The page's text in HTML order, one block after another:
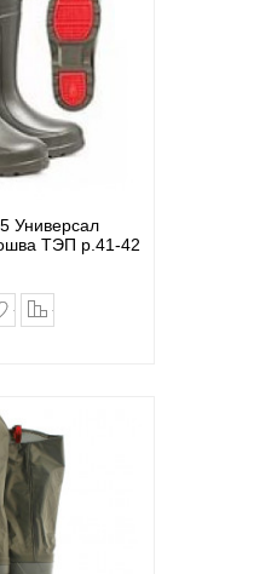
Универсал
ТЭП р.41-42
в закладки